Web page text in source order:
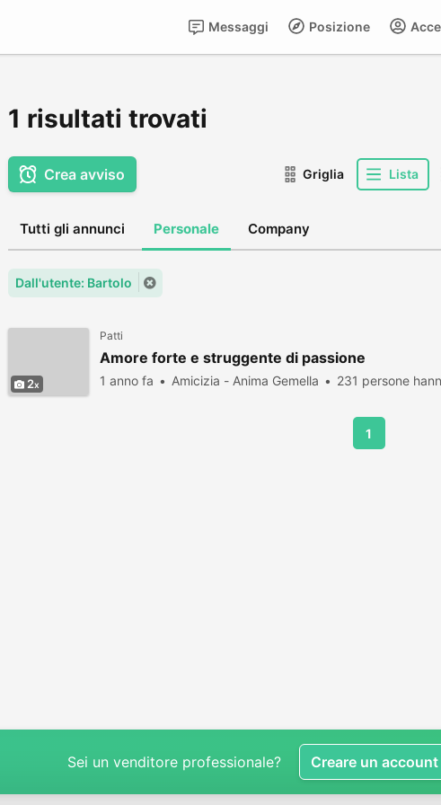
Posizione
Messaggi
1 risultati trovati
Crea avviso Griglia Lista
Tutti gli annunci Personale Company
Dall'utente: Bartolo
2
Patti
Amore forte e struggente di passione
1 anno fa Amicizia - Anima Gemella 231 persone
1
Sei un venditore professionale? Creare un account